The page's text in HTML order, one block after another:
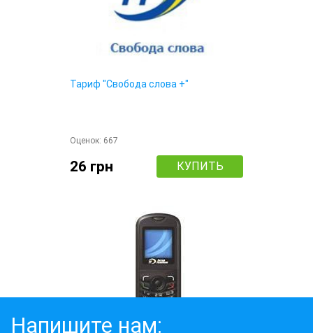
Тариф "Свобода слова +"
Оценок: 667
26 грн КУПИТЬ
Напишите нам: